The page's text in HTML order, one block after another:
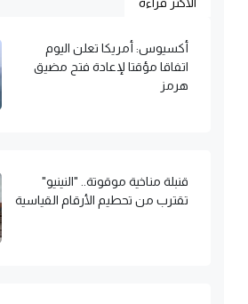
أكسيوس: أمريكا تعلن اليوم
اتفاقا مؤقتا لإعادة فتح مضيق
هرمز
قنبلة مناخية موقوتة.. "النينيو"
تقترب من تحطيم الأرقام القياسية